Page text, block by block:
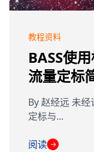
教程资料
BASS使
流量定标
By 赵经远 未
定标与...
阅读 →